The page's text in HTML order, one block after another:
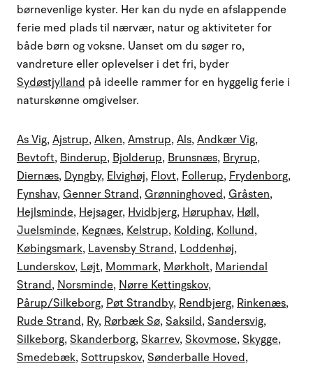
børnevenlige kyster. Her kan du nyde en afslappende
ferie med plads til nærvær, natur og aktiviteter for
både børn og voksne. Uanset om du søger ro,
vandreture eller oplevelser i det fri, byder
Sydøstjylland på ideelle rammer for en hyggelig ferie i
naturskønne omgivelser.
As Vig,Ajstrup,Alken,Amstrup,Als,Andkær Vig,
Bevtoft, Binderup, Bjolderup, Brunsnæs, Bryrup,
Diernæs, Dyngby, Elvighøj, Flovt, Follerup, Frydenborg,
Fynshav, Genner Strand, Grønninghoved, Gråsten,
Hejlsminde, Hejsager, Hvidbjerg, Høruphav, Høll,
Juelsminde, Kegnæs, Kelstrup, Kolding, Kollund,
Købingsmark, Lavensby Strand, Loddenhøj,
Lunderskov, Løjt, Mommark, Mørkholt, Mariendal
Strand, Norsminde, Nørre Kettingskov,
Pårup/Silkeborg, Pøt Strandby, Rendbjerg, Rinkenæs,
Rude Strand, Ry, Rørbæk Sø,Saksild,Sandersvig,
Silkeborg,Skanderborg,Skarrev,Skovmose,Skygge,
Smedebæk,Sottrupskov,Sønderballe Hoved,